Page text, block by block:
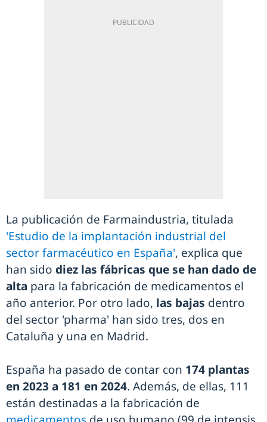
La publicación de Farmaindustria, titulada
'Estudio de la implantación industrial del
sector farmacéutico en España', explica que
han sido diez las fábricas que se han dado de
alta para la fabricación de medicamentos el
año anterior. Por otro lado, las bajas dentro
del sector 'pharma' han sido tres, dos en
Cataluña y una en Madrid.
España ha pasado de contar con 174 plantas
en 2023 a 181 en 2024. Además, de ellas, 111
están destinadas a la fabricación de